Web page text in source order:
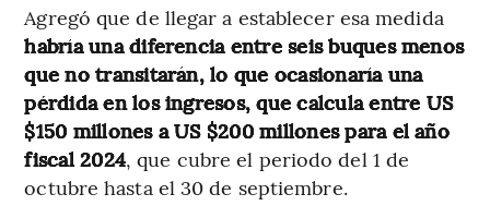
Agregó que de llegar a establecer esa medida
habría una diferencia entre seis buques menos
que no transitarán, lo que ocasionaría una
pérdida en los ingresos, que calcula entre US
$150 millones a US $200 millones para el año
fiscal 2024, que cubre el periodo del 1 de
octubre hasta el 30 de septiembre.